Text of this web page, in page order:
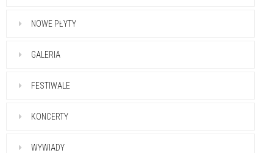
NOWE PŁYTY
GALERIA
FESTIWALE
KONCERTY
WYWIADY